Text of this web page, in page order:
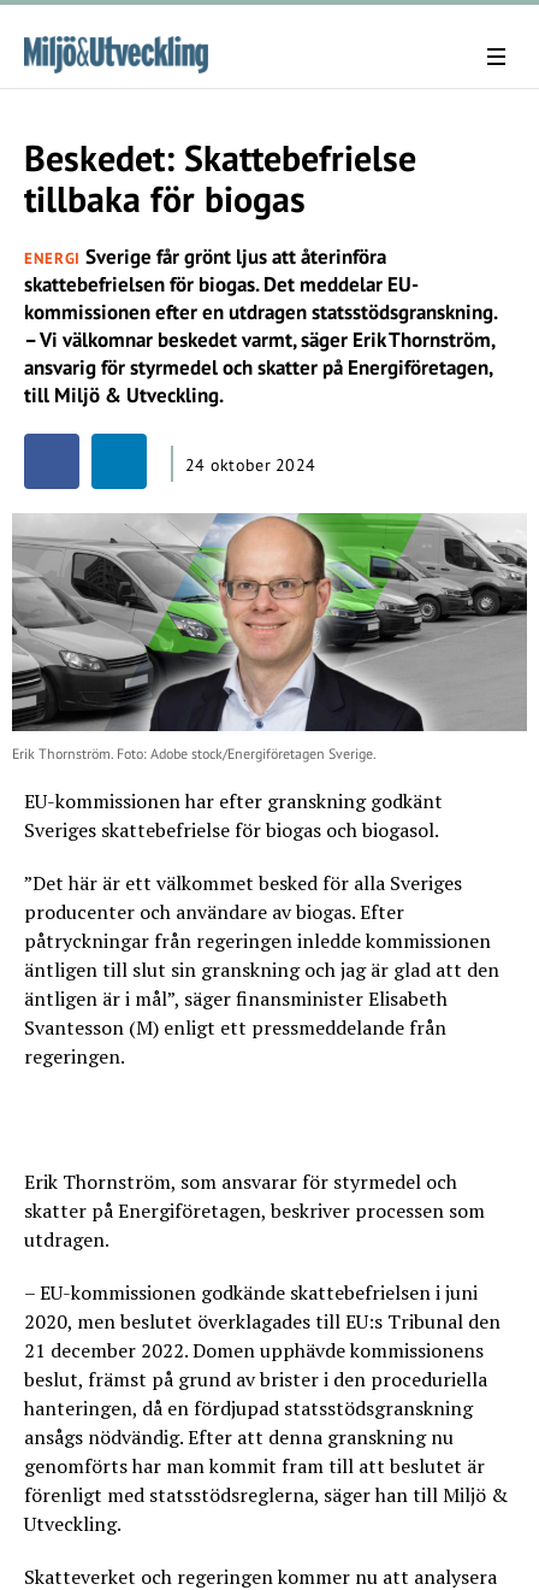
Beskedet: Skattebefrielse
tillbaka för biogas
ENERGI Sverige får grönt ljus att återinföra
skattebefrielsen för biogas. Det meddelar EU-
kommissionen efter en utdragen statsstödsgranskning.
– Vi välkomnar beskedet varmt, säger Erik Thornström,
ansvarig för styrmedel och skatter på Energiföretagen,
till Miljö & Utveckling.
24 oktober 2024
Erik Thornström. Foto: Adobe stock/Energiföretagen Sverige.
EU-kommissionen har efter granskning godkänt
Sveriges skattebefrielse för biogas och biogasol.
”Det här är ett välkommet besked för alla Sveriges
producenter och användare av biogas. Efter
påtryckningar från regeringen inledde kommissionen
äntligen till slut sin granskning och jag är glad att den
äntligen är i mål”, säger finansminister Elisabeth
Svantesson (M) enligt ett pressmeddelande från
regeringen.
Erik Thornström, som ansvarar för styrmedel och
skatter på Energiföretagen, beskriver processen som
utdragen.
– EU-kommissionen godkände skattebefrielsen i juni
2020, men beslutet överklagades till EU:s Tribunal den
21 december 2022. Domen upphävde kommissionens
beslut, främst på grund av brister i den proceduriella
hanteringen, då en fördjupad statsstödsgranskning
ansågs nödvändig. Efter att denna granskning nu
genomförts har man kommit fram till att beslutet är
förenligt med statsstödsreglerna, säger han till Miljö &
Utveckling.
Skatteverket och regeringen kommer nu att analysera